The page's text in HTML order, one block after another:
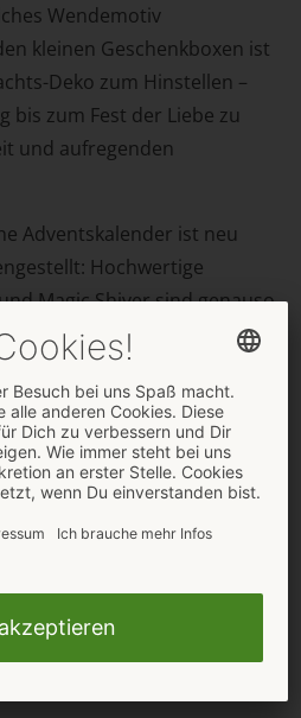
Wendemotiv
kleinen Geschenkboxen ist
Deko zum Hinstellen –
bis zum Fest der Liebe zu
und aufregenden
Adventskalender ist neu
Hochwertige
Magic Shiver sind genauso
aufregende Erotikgele
Gleitgele von Just
Sex-Spielereien und
die Weihnachtszeit.
Boxen sind aus stabilem
Love & Joy under the